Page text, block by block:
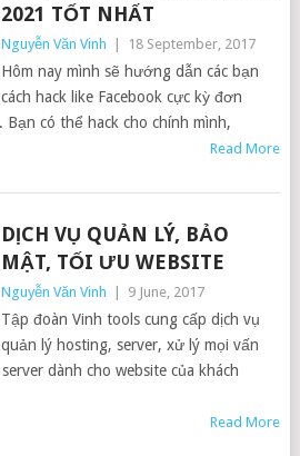
2021 TỐT NHẤT
Nguyễn Văn Vinh 18 September, 2017
Hôm nay mình sẽ hướng dẫn các bạn
cách hack like Facebook cực kỳ đơn
có thể hack cho chính mình,
Read More
DỊCH VỤ QUẢN LÝ, BẢO
MẬT, TỐI ƯU WEBSITE
Nguyễn Văn Vinh 9 June, 2017
Tập đoàn Vinh tools cung cấp dịch vụ
quản lý hosting, server, xử lý mọi vấn
dành cho website của khách
Read More